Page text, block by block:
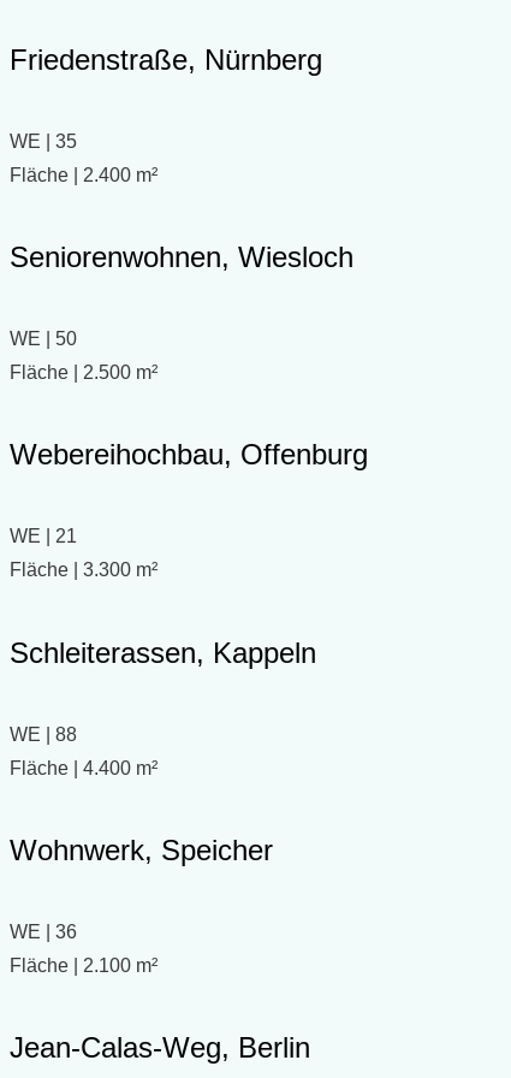
Friedenstraße, Nürnberg
WE | 35
Fläche | 2.400 m²
Seniorenwohnen, Wiesloch
WE | 50
Fläche | 2.500 m²
Webereihochbau, Offenburg
WE | 21
Fläche | 3.300 m²
Schleiterassen, Kappeln
WE | 88
Fläche | 4.400 m²
Wohnwerk, Speicher
WE | 36
Fläche | 2.100 m²
Jean-Calas-Weg, Berlin